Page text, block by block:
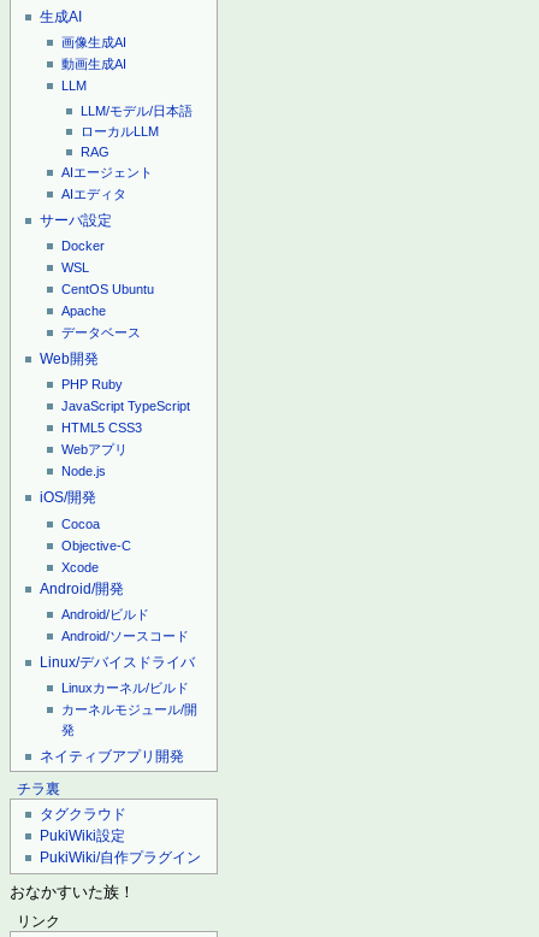
生成AI
画像生成AI
動画生成AI
LLM
LLM/モデル/日本語
ローカルLLM
RAG
AIエージェント
AIエディタ
サーバ設定
Docker
WSL
CentOS Ubuntu
Apache
データベース
Web開発
PHP Ruby
JavaScript TypeScript
HTML5 CSS3
Webアプリ
Node.js
iOS/開発
Cocoa
Objective-C
Xcode
Android/開発
Android/ビルド
Android/ソースコード
Linux/デバイスドライバ
Linuxカーネル/ビルド
カーネルモジュール/開
発
ネイティブアプリ開発
チラ裏
タグクラウド
PukiWiki設定
PukiWiki/自作プラグイン
おなかすいた族！
リンク